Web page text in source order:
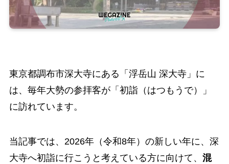
東京都調布市深大寺にある「浮岳山 深大寺」に
は、毎年大勢の参拝客が「初詣（はつもうで）」
に訪れています。
当記事では、2026年（令和8年）の新しい年に、深
大寺へ初詣に行こうと考えている方に向けて、 混